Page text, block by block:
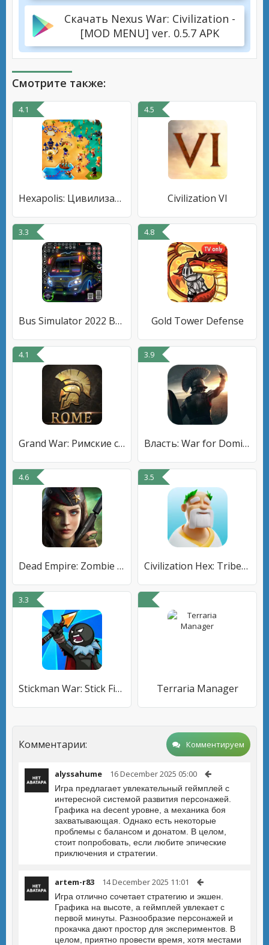
Скачать Nexus War: Civilization -
[MOD MENU] ver. 0.5.7 APK
Смотрите также:
4.1
Hexapolis: Цивилизация
4.5
Civilization VI
3.3
Bus Simulator 2022 Bus Game 3D
4.8
Gold Tower Defense
4.1
Grand War: Римские стратегии
3.9
Власть: War for Dominion
4.6
Dead Empire: Zombie War
3.5
Civilization Hex: Tribes Rise
3.3
Stickman War: Stick Fight Army Terraria Manager
Комментарии: Комментируем
alyssahume 16 December 2025 05:00
Игра предлагает увлекательный геймплей с
интересной системой развития персонажей.
Графика на decent уровне, а механика боя
захватывающая. Однако есть некоторые
проблемы с балансом и донатом. В целом,
стоит попробовать, если любите эпические
приключения и стратегии.
artem-r83 14 December 2025 11:01
Игра отлично сочетает стратегию и экшен.
Графика на высоте, а геймплей увлекает с
первой минуты. Разнообразие персонажей и
прокачка дают простор для экспериментов. В
целом, приятно провести время, хотя местами